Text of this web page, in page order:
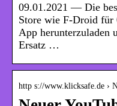
09.01.2021 — Die
Store wie F-Droid für
App herunterzuladen
Ersatz …
http s://www.klicksafe.de ›